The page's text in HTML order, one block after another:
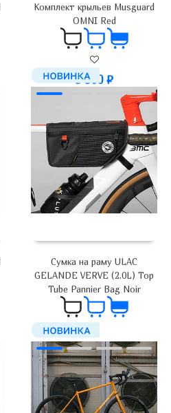
Комплект крыльев Musguard
OMNI Red
5 900₽
Сумка на раму ULAC
GELANDE VERVE (2.0L) Top
Tube Pannier Bag Noir
4 200₽